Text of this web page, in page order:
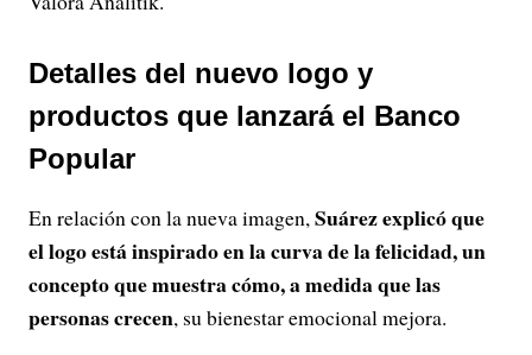
Detalles del nuevo logo y
productos que lanzará el Banco
Popular
En relación con la nueva imagen,Suárez explicó que
el logo está inspirado en la curva de la felicidad, un
concepto que muestra cómo, a medida que las
personas crecen, su bienestar emocional mejora.